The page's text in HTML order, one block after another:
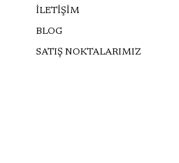
İLETİŞİM
BLOG
SATIŞ NOKTALARIMIZ